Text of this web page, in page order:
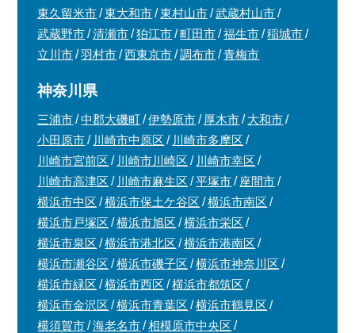
東久留米市
東大和市 東村山市
武蔵村山市
武蔵野市
清瀬市 狛江市 町田市 福生市
稲城市
立川市
羽村市 西東京市 調布市 青梅市
神奈川県
三浦市 中郡大磯町 伊勢原市 厚木市
大和市
小田原市
川崎市中原区
川崎市多摩区
川崎市宮前区
川崎市川崎区
川崎市幸区
川崎市高津区
川崎市麻生区 平塚市
座間市
横浜市中区
横浜市保土ケ谷区
横浜市南区
横浜市戸塚区
横浜市旭区
横浜市栄区
横浜市泉区
横浜市港北区
横浜市港南区
横浜市瀬谷区
横浜市磯子区
横浜市神奈川区
横浜市緑区
横浜市西区
横浜市都筑区
横浜市金沢区
横浜市青葉区
横浜市鶴見区
横須賀市
海老名市
相模原市中央区